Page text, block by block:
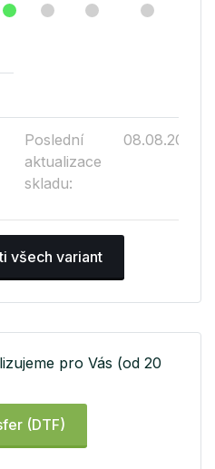
Poslední
aktualizace
skladu:
08.08.2026
všech variant
pro Vás (od 20
(DTF)